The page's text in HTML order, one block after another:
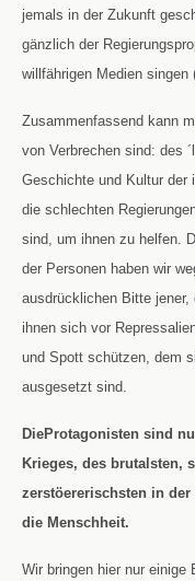
jemals in der Zukunft
gänzlich der
willfährigen Medien
Zusammenfassend kann
von Verbrechen sind: des
Geschichte und Kultur der
die schlechten
sind, um ihnen zu helfen.
der Personen haben wir
ausdrücklichen Bitte
ihnen sich vor
und Spott schützen, dem
ausgesetzt sind.
DieProtagonisten sind
Krieges, des brutalsten,
zerstöererischsten in
die Menschheit.
Wir bringen hier nur einige